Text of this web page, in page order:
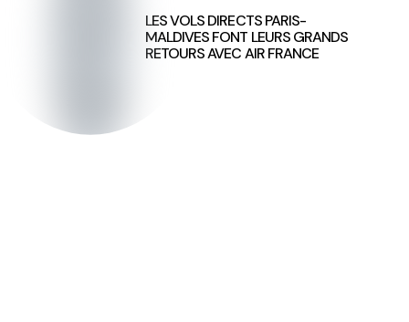
LES VOLS DIRECTS PARIS-
MALDIVES FONT LEURS GRANDS
RETOURS AVEC AIR FRANCE